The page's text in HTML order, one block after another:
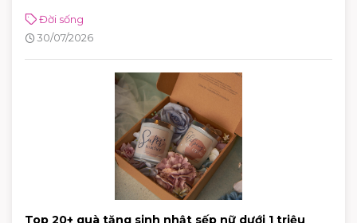
Đời sống
30/07/2026
Top 20+ quà tặng sinh nhật sếp nữ dưới 1 triệu